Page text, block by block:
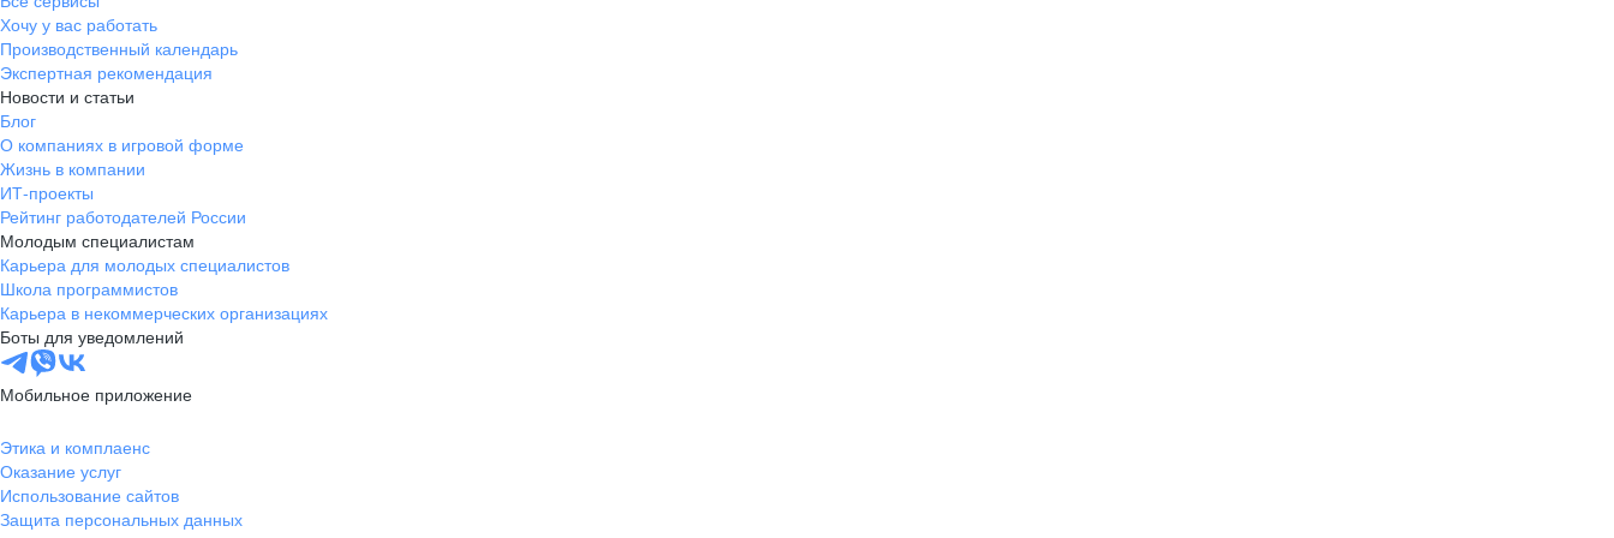
Хочу у вас работать
Производственный календарь
Экспертная рекомендация
Новости и статьи
Блог
О компаниях в игровой форме
Жизнь в компании
ИТ-проекты
Рейтинг работодателей России
Молодым специалистам
Карьера для молодых специалистов
Школа программистов
Карьера в некоммерческих организациях
Боты для уведомлений
Мобильное приложение
Этика и комплаенс
Оказание услуг
Использование сайтов
Защита персональных данных